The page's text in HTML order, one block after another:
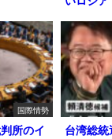
国際情勢
所のイ
台湾総